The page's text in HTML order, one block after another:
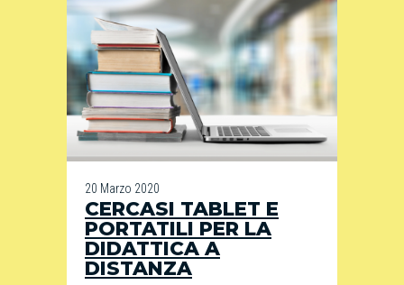
20 Marzo 2020
CERCASI TABLET E
PORTATILI PER LA
DIDATTICA A
DISTANZA